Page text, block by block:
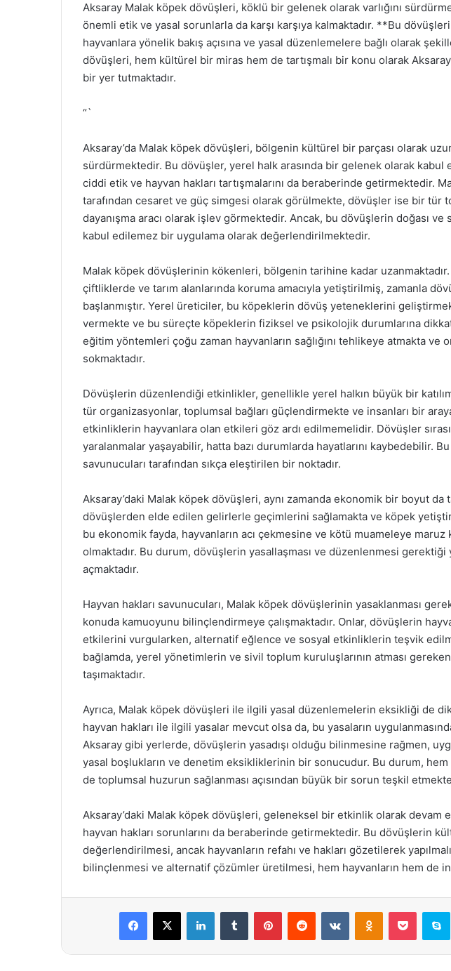
Aksaray Malak köpek dövüşleri, köklü bir gelenek olarak varlığını
önemli etik ve yasal sorunlarla da karşı karşıya kalmaktadır. **Bu
hayvanlara yönelik bakış açısına ve yasal düzenlemelere bağlı olarak
dövüşleri, hem kültürel bir miras hem de tartışmalı bir konu olarak
bir yer tutmaktadır.
“`
Aksaray’da Malak köpek dövüşleri, bölgenin kültürel bir parçası olarak uzun
sürdürmektedir. Bu dövüşler, yerel halk arasında bir gelenek olarak kabul
ciddi etik ve hayvan hakları tartışmalarını da beraberinde getirmektedir.
tarafından cesaret ve güç simgesi olarak görülmekte, dövüşler ise bir tür
dayanışma aracı olarak işlev görmektedir. Ancak, bu dövüşlerin doğası ve
kabul edilemez bir uygulama olarak değerlendirilmektedir.
Malak köpek dövüşlerinin kökenleri, bölgenin tarihine kadar
çiftliklerde ve tarım alanlarında koruma amacıyla yetiştirilmiş, zamanla
başlanmıştır. Yerel üreticiler, bu köpeklerin dövüş yeteneklerini
vermekte ve bu süreçte köpeklerin fiziksel ve psikolojik durumlarına
eğitim yöntemleri çoğu zaman hayvanların sağlığını tehlikeye atmakta ve
sokmaktadır.
Dövüşlerin düzenlendiği etkinlikler, genellikle yerel halkın büyük bir
tür organizasyonlar, toplumsal bağları güçlendirmekte ve insanları bir
etkinliklerin hayvanlara olan etkileri göz ardı edilmemelidir. Dövüşler
yaralanmalar yaşayabilir, hatta bazı durumlarda hayatlarını kaybedebilir.
savunucuları tarafından sıkça eleştirilen bir noktadır.
Aksaray’daki Malak köpek dövüşleri, aynı zamanda ekonomik bir boyut da
dövüşlerden elde edilen gelirlerle geçimlerini sağlamakta ve köpek
bu ekonomik fayda, hayvanların acı çekmesine ve kötü muameleye maruz
olmaktadır. Bu durum, dövüşlerin yasallaşması ve düzenlenmesi gerektiği
açmaktadır.
Hayvan hakları savunucuları, Malak köpek dövüşlerinin yasaklanması
konuda kamuoyunu bilinçlendirmeye çalışmaktadır. Onlar, dövüşlerin
etkilerini vurgularken, alternatif eğlence ve sosyal etkinliklerin teşvik
bağlamda, yerel yönetimlerin ve sivil toplum kuruluşlarının atması
taşımaktadır.
Ayrıca, Malak köpek dövüşleri ile ilgili yasal düzenlemelerin eksikliği de
hayvan hakları ile ilgili yasalar mevcut olsa da, bu yasaların
Aksaray gibi yerlerde, dövüşlerin yasadışı olduğu bilinmesine rağmen,
yasal boşlukların ve denetim eksikliklerinin bir sonucudur. Bu durum, hem
de toplumsal huzurun sağlanması açısından büyük bir sorun teşkil
Aksaray’daki Malak köpek dövüşleri, geleneksel bir etkinlik olarak devam
hayvan hakları sorunlarını da beraberinde getirmektedir. Bu dövüşlerin
değerlendirilmesi, ancak hayvanların refahı ve hakları gözetilerek
bilinçlenmesi ve alternatif çözümler üretilmesi, hem hayvanların hem de
Facebook
X LinkedInTumblr PinterestReddit VKontakteOdnoklassniki
Pocket